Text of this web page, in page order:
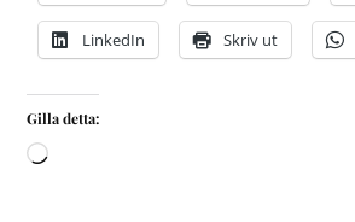
LinkedIn Skriv ut
Gilla detta: